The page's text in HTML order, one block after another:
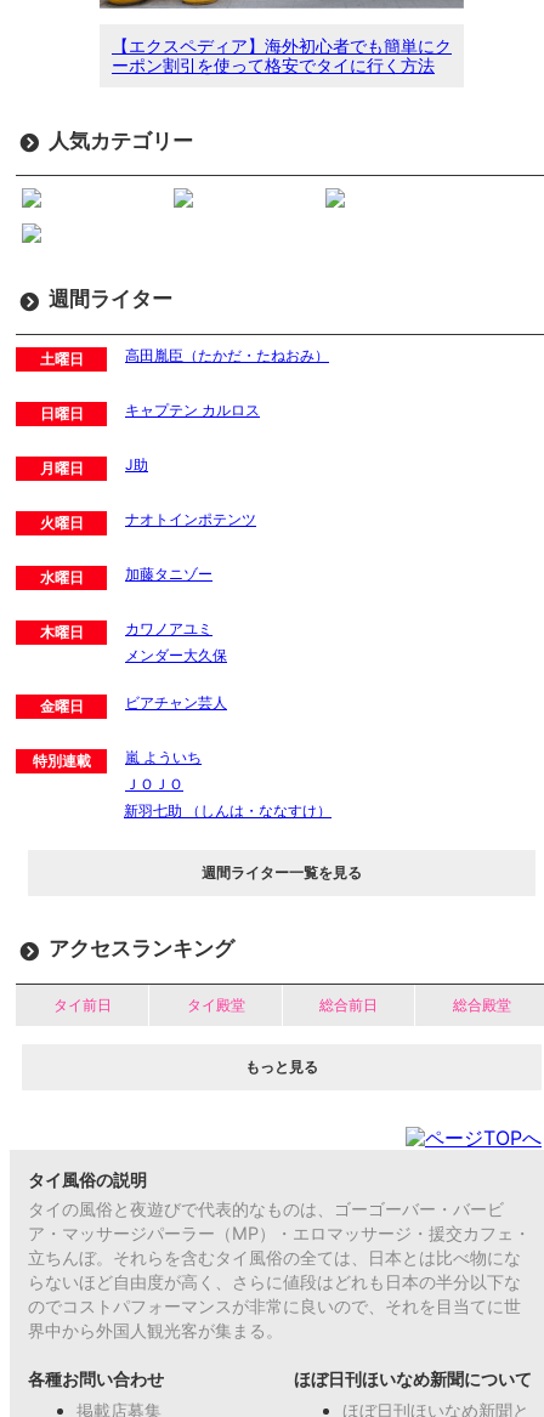
【エクスペディア】海外初心者でも簡単にク
ーポン割引を使って格安でタイに行く方法
人気カテゴリー
週間ライター
土曜日 高田胤臣（たかだ・たねおみ）
日曜日 キャプテン カルロス
月曜日 J助
火曜日 ナオトインポテンツ
水曜日 加藤タニゾー
木曜日
カワノアユミ
メンダー大久保
金曜日 ビアチャン芸人
特別連載
嵐 よういち
ＪＯＪＯ
新羽七助 （しんは・ななすけ）
週間ライター一覧を見る
アクセスランキング
タイ前日 タイ殿堂 総合前日 総合殿堂
もっと見る
タイ風俗の説明
タイの風俗と夜遊びで代表的なものは、ゴーゴーバー・バービ
ア・マッサージパーラー（MP）・エロマッサージ・援交カフェ・
立ちんぼ。それらを含むタイ風俗の全ては、日本とは比べ物にな
らないほど自由度が高く、さらに値段はどれも日本の半分以下な
のでコストパフォーマンスが非常に良いので、それを目当てに世
界中から外国人観光客が集まる。
各種お問い合わせ
掲載店募集
ほぼ日刊ほいなめ新聞について
ほぼ日刊ほいなめ新聞と